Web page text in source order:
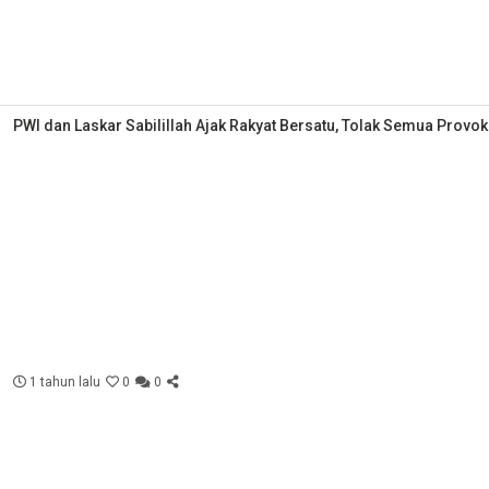
PWI dan Laskar Sabilillah Ajak Rakyat Bersatu, Tolak Semua
1 tahun lalu 0 0